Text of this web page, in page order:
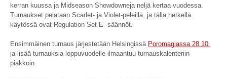
kerran kuussa ja Midseason Showdowneja neljä kertaa vuodessa.
Turnaukset pelataan Scarlet- ja Violet-peleillä, ja tällä hetkellä
käytössä ovat Regulation Set E -säännöt.
Ensimmäinen turnaus järjestetään Helsingissä Poromagiassa 28.10.
ja lisää turnauksia loppuvuodelle ilmaantuu turnauskalenteriin
piakkoin.